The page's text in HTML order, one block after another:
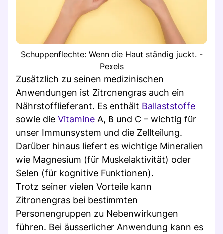
Schuppenflechte: Wenn die Haut ständig juckt. -
Pexels
Zusätzlich zu seinen medizinischen
Anwendungen ist Zitronengras auch ein
Nährstofflieferant. Es enthält Ballaststoffe
sowie die Vitamine A, B und C – wichtig für
unser Immunsystem und die Zellteilung.
Darüber hinaus liefert es wichtige Mineralien
wie Magnesium (für Muskelaktivität) oder
Selen (für kognitive Funktionen).
Trotz seiner vielen Vorteile kann
Zitronengras bei bestimmten
Personengruppen zu Nebenwirkungen
führen. Bei äusserlicher Anwendung kann es